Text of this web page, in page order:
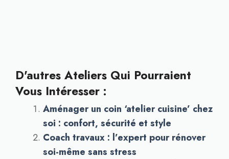
D'autres Ateliers Qui Pourraient
Vous Intéresser :
Aménager un coin ‘atelier cuisine’ chez
soi : confort, sécurité et style
Coach travaux : l’expert pour rénover
soi-même sans stress